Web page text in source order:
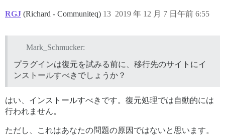
RGJ (Richard - Communiteq) 2019 年 12 月 7 日午前 6:55
13
Mark_Schmucker:
プラグインは復元を試みる前に、移行先のサイトにイ
ンストールすべきでしょうか？
はい、インストールすべきです。復元処理では自動的には
行われません。
ただし、これはあなたの問題の原因ではないと思います。